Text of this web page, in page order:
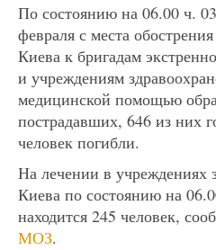
По состоянию на 06.00 ч.
февраля с места
Киева к бригадам
и учреждениям
медицинской помощью
пострадавших, 646 из них
человек погибли.
На лечении в учреждениях
Киева по состоянию на
находится 245 человек,
МОЗ.